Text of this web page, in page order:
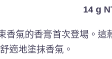
14 g
香氣的香膏首次登場。
適地塗抹香氣。